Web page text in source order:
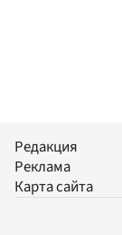
Редакция
Реклама
Карта сайта